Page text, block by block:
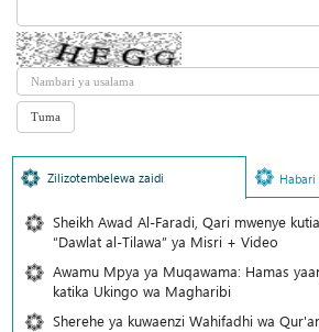
Zilizotembelewa zaidi Habari
Sheikh Awad Al-Faradi, Qari mwenye
“Dawlat al-Tilawa” ya Misri + Video
Awamu Mpya ya Muqawama: Hamas
katika Ukingo wa Magharibi
Sherehe ya kuwaenzi Wahifadhi wa